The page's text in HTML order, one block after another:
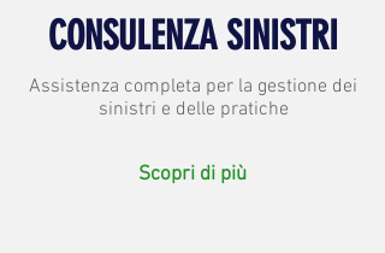
CONSULENZA SINISTRI
Assistenza completa per la gestione dei
sinistri e delle pratiche
Scopri di più